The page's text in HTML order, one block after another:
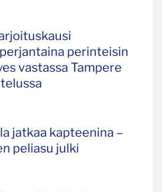
perinteisin
vastassa Tampere
jatkaa kapteenina –
peliasu julki